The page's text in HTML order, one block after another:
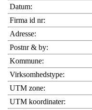
Datum:
Firma id nr:
Adresse:
Postnr & by:
Kommune:
Virksomhedstype:
UTM zone:
UTM koordinater: